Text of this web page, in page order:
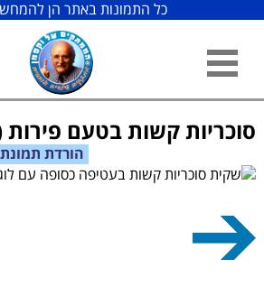
כל התמונות באתר הן
סוכריות קשות בטעם
הורדת